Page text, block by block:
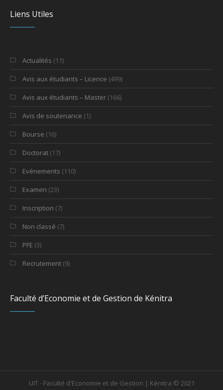
Liens Utiles
Actualités (11)
Avis aux étudiants – Licence (499)
Avis aux étudiants – Master (166)
Avis de soutenance (1)
Bourse (16)
Doctorat (17)
Evénements (110)
Examen (23)
Inscription (7)
Non classé (7)
PFE (3)
Recrutement (9)
Faculté d’Economie et de Gestion de Kénitra
UIT - Faculté d'Economie et de Gestion | Kénitra © 2021